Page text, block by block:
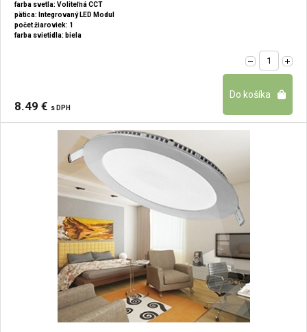
farba svetla: Voliteľná CCT
pätica: Integrovaný LED Modul
počet žiaroviek: 1
farba svietidla: biela
8.49 € s DPH